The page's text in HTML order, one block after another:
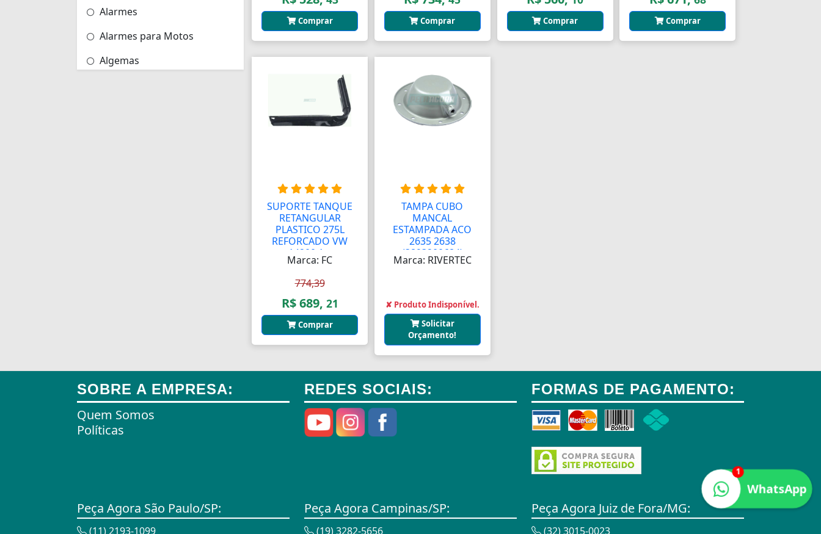
1
WhatsApp
Alarmes
Alarmes para Motos
Algemas
Aneis para Microblading
Anel Segmento
Anilhas de Marcação
Antenas
Comprar Comprar Comprar Comprar
SUPORTE TANQUE
RETANGULAR
PLASTICO 275L
REFORCADO VW
14200 1...
Marca: FC
774,39
R$ 689, 21
Comprar
TAMPA CUBO
MANCAL
ESTAMPADA ACO
2635 2638
(3893200684)
Marca: RIVERTEC
✘ Produto Indisponível.
Solicitar
Orçamento!
SOBRE A EMPRESA:
Quem Somos
Políticas
REDES SOCIAIS: FORMAS DE PAGAMENTO:
Peça Agora São Paulo/SP:
(11) 2193-1099
Peça Agora Campinas/SP:
(19) 3282-5656
Peça Agora Juiz de Fora/MG:
(32) 3015-0023